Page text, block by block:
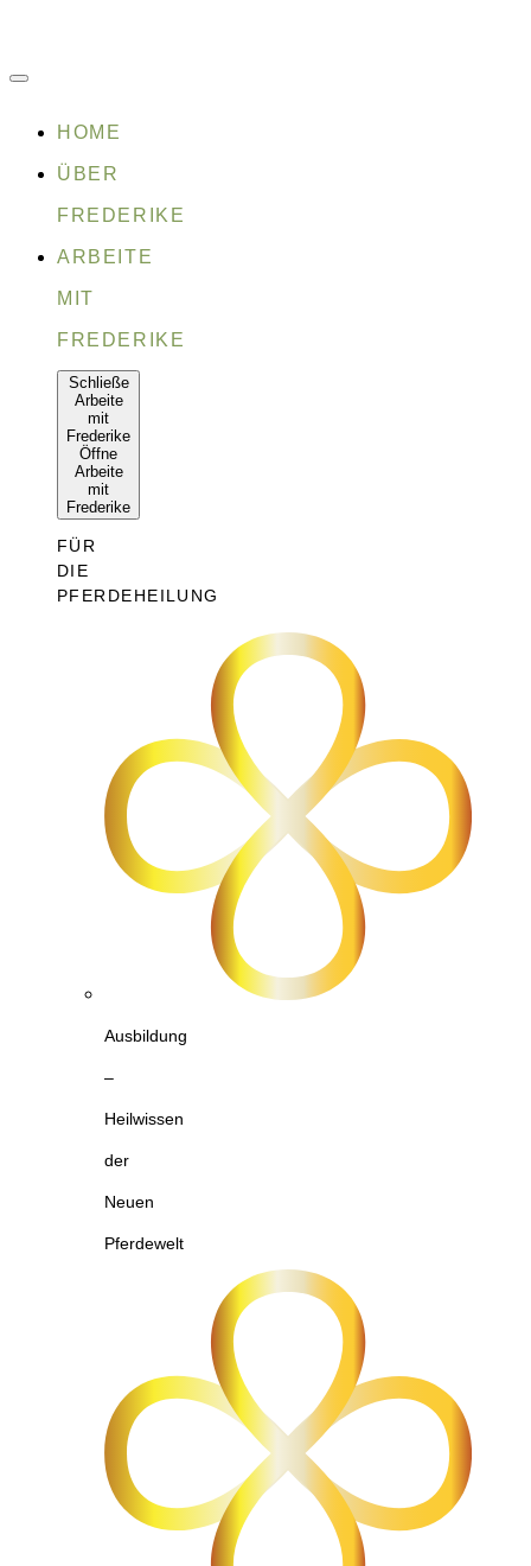
Inhalt
HOME
ÜBER
FREDERIKE
ARBEITE
MIT
FREDERIKE
Schließe
Arbeite
mit
Frederike
Öffne
Arbeite
mit
Frederike
FÜR
DIE
PFERDEHEILUNG
Ausbildung
–
Heilwissen
der
Neuen
Pferdewelt